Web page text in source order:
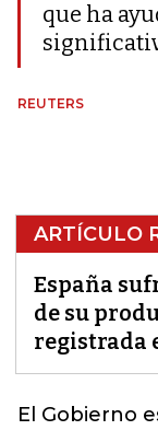
que ha
REUTERS
ARTÍCULO
España
de su
registrada
El Gobierno